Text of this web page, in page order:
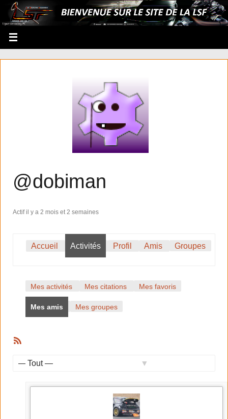
@dobiman
Actif il y a 2 mois et 2 semaines
Accueil Activités Profil Amis Groupes
Mes activités Mes citations Mes favoris
Mes amis Mes groupes
Activités
du